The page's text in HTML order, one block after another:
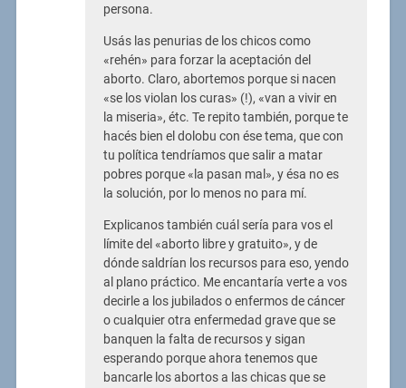
persona.
Usás las penurias de los chicos como
«rehén» para forzar la aceptación del
aborto. Claro, abortemos porque si nacen
«se los violan los curas» (!), «van a vivir en
la miseria», étc. Te repito también, porque te
hacés bien el dolobu con ése tema, que con
tu política tendríamos que salir a matar
pobres porque «la pasan mal», y ésa no es
la solución, por lo menos no para mí.
Explicanos también cuál sería para vos el
límite del «aborto libre y gratuito», y de
dónde saldrían los recursos para eso, yendo
al plano práctico. Me encantaría verte a vos
decirle a los jubilados o enfermos de cáncer
o cualquier otra enfermedad grave que se
banquen la falta de recursos y sigan
esperando porque ahora tenemos que
bancarle los abortos a las chicas que se